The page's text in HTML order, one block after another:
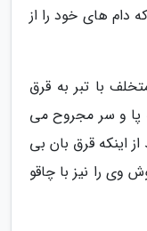
دام های خود را از
با تبر به قرق
پا و سر مجروح می
اینکه قرق بان بی
وی را نیز با چاقو